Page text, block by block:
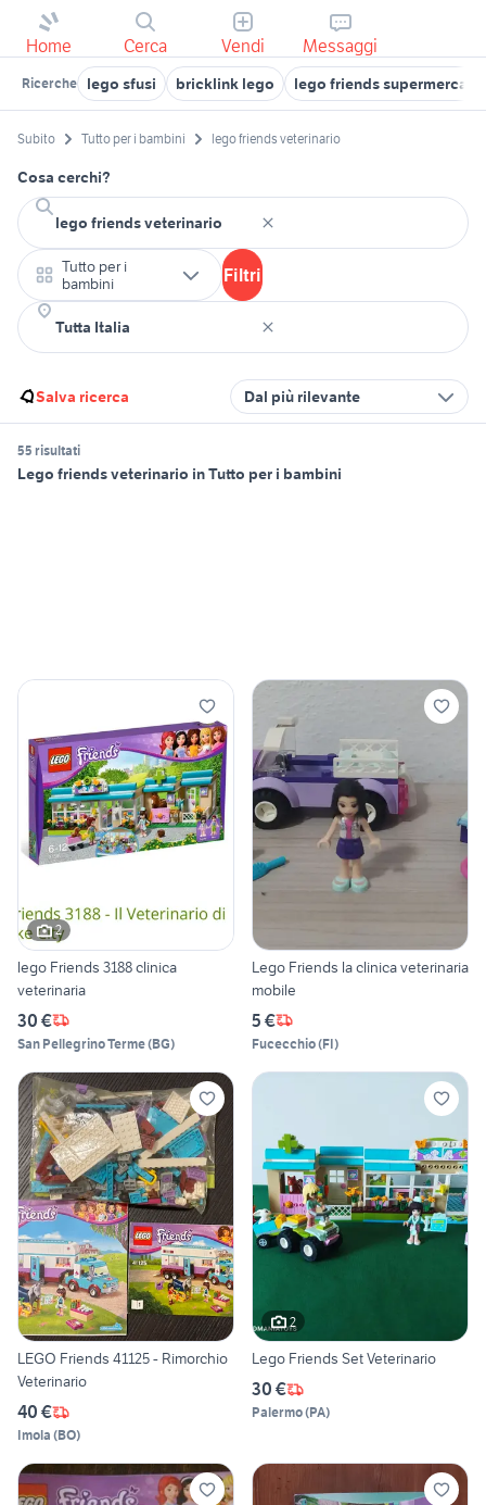
Home Cerca Vendi Messaggi
Ricerche lego sfusi bricklink lego lego friends supermercato
Subito Tutto per i bambini lego friends veterinario
Cosa cerchi?
Tutto per i
bambini
Filtri
Salva ricerca Dal più rilevante
55 risultati
Lego friends veterinario in Tutto per i bambini
2
lego Friends 3188 clinica
veterinaria
30 €
San Pellegrino Terme(BG)
Lego Friends la clinica veterinaria
mobile
5 €
Fucecchio(FI)
LEGO Friends 41125 - Rimorchio
Veterinario
40 €
Imola (BO)
2
Lego Friends Set Veterinario
30 €
Palermo(PA)